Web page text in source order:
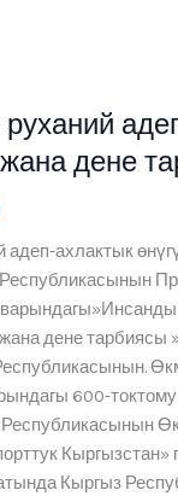
жана дене
ахлактык
дене тарбиясы
600-
Кыргызстан»
Кыргыз